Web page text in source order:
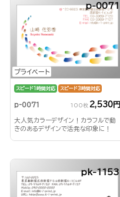
プライベート
p-0071
スピード1時間対応 スピード3時間対応
p-0071 100枚 2,530円
大人気カラーデザイン！カラフルで動
きのあるデザインで活発な印象に！
pk-1153